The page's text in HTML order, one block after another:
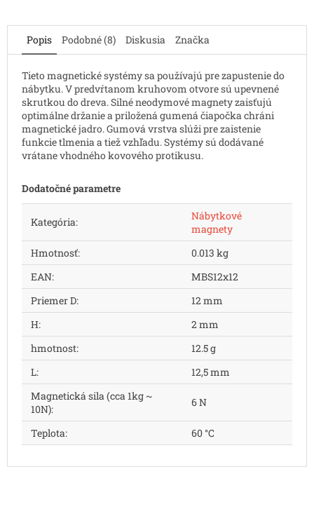
Popis Podobné (8) Diskusia Značka
Tieto magnetické systémy sa používajú pre zapustenie do
nábytku. V predvŕtanom kruhovom otvore sú upevnené
skrutkou do dreva. Silné neodymové magnety zaisťujú
optimálne držanie a priložená gumená čiapočka chráni
magnetické jadro. Gumová vrstva slúži pre zaistenie
funkcie tlmenia a tiež vzhľadu. Systémy sú dodávané
vrátane vhodného kovového protikusu.
Dodatočné parametre
Kategória:
Nábytkové
magnety
Hmotnosť:
0.013 kg
EAN:
MBS12x12
Priemer D:
12 mm
H:
2 mm
hmotnost:
12.5 g
L:
12,5 mm
Magnetická sila (cca 1kg ~
10N):
6 N
Teplota: 60 °C